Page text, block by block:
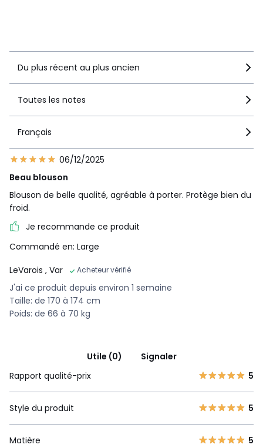
Du plus récent au plus ancien
Toutes les notes
Français
06/12/2025
Beau blouson
Blouson de belle qualité, agréable à porter. Protège bien du
froid.
Je recommande ce produit
Commandé en: Large
LeVarois , Var Acheteur vérifié
J'ai ce produit depuis environ 1 semaine
Taille: de 170 à 174 cm
Poids: de 66 à 70 kg
Utile (0)
Signaler
Rapport qualité-prix
5
Style du produit 5
Matière 5